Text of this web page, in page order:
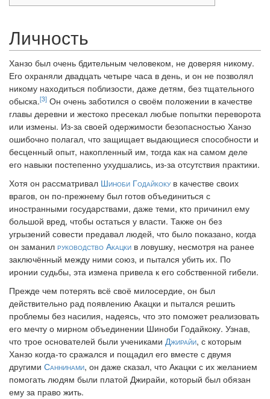
Личность
Ханзо был очень бдительным человеком, не доверяя никому.
Его охраняли двадцать четыре часа в день, и он не позволял
никому находиться поблизости, даже детям, без тщательного
обыска.[3] Он очень заботился о своём положении в качестве
главы деревни и жестоко пресекал любые попытки переворота
или измены. Из-за своей одержимости безопасностью Ханзо
ошибочно полагал, что защищает выдающиеся способности и
бесценный опыт, накопленный им, тогда как на самом деле
его навыки постепенно ухудшались, из-за отсутствия практики.
Хотя он рассматривал Шиноби Годайкокув качестве своих
врагов, он по-прежнему был готов объединиться с
иностранными государствами, даже теми, кто причинил ему
большой вред, чтобы остаться у власти. Также он без
угрызений совести предавал людей, что было показано, когда
он заманил руководство Акацки в ловушку, несмотря на ранее
заключённый между ними союз, и пытался убить их. По
иронии судьбы, эта измена привела к его собственной гибели.
Прежде чем потерять всё своё милосердие, он был
действительно рад появлению Акацки и пытался решить
проблемы без насилия, надеясь, что это поможет реализовать
его мечту о мирном объединении Шиноби Годайкоку. Узнав,
что трое основателей были учениками Джирайи, с которым
Ханзо когда-то сражался и пощадил его вместе с двумя
другими Саннинами, он даже сказал, что Акацки с их желанием
помогать людям были платой Джирайи, который был обязан
ему за право жить.